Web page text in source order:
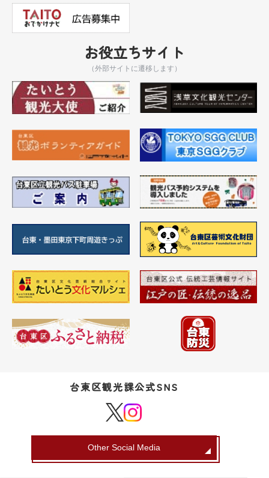
お役立ちサイト
（外部サイトに遷移します）
台東区観光課公式SNS
Other Social Media